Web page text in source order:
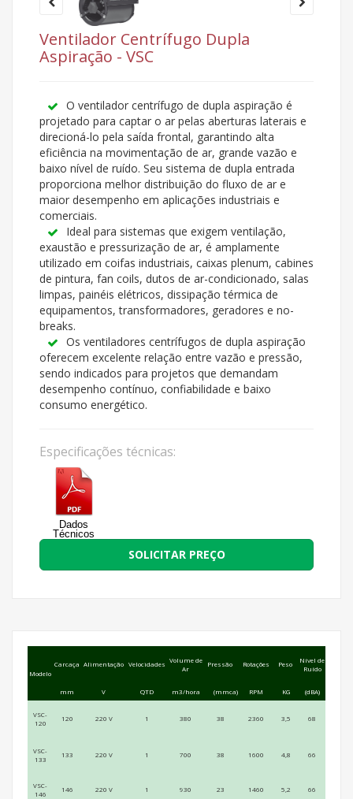
Ventilador Centrífugo Dupla
Aspiração - VSC
O ventilador centrífugo de dupla aspiração é
projetado para captar o ar pelas aberturas laterais e
direcioná-lo pela saída frontal, garantindo alta
eficiência na movimentação de ar, grande vazão e
baixo nível de ruído. Seu sistema de dupla entrada
proporciona melhor distribuição do fluxo de ar e
maior desempenho em aplicações industriais e
comerciais.
Ideal para sistemas que exigem ventilação,
exaustão e pressurização de ar, é amplamente
utilizado em coifas industriais, caixas plenum, cabines
de pintura, fan coils, dutos de ar-condicionado, salas
limpas, painéis elétricos, dissipação térmica de
equipamentos, transformadores, geradores e no-
breaks.
Os ventiladores centrífugos de dupla aspiração
oferecem excelente relação entre vazão e pressão,
sendo indicados para projetos que demandam
desempenho contínuo, confiabilidade e baixo
consumo energético.
Especificações técnicas:
Dados
Técnicos
SOLICITAR PREÇO
Modelo
Carcaça Alimentação Velocidades Volume de
Ar
Pressão Rotações Peso
Nível de
Ruído
mm V QTD m3/hora (mmca) RPM KG (dBA)
VSC-
120
120 220 V 1 380 38 2360 3,5 68
VSC-
133
133 220 V 1 700 38 1600 4,8 66
VSC-
146
146 220 V 1 930 23 1460 5,2 66